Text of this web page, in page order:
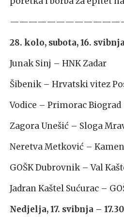
28. kolo, subota, 16.
Junak Sinj – HNK Zadar
Šibenik – Hrvatski vitez
Vodice – Primorac Biograd
Zagora Unešić – Sloga
Neretva Metković –
GOŠK Dubrovnik – Val
Jadran Kaštel Sućurac –
Nedjelja, 17. svibnja –